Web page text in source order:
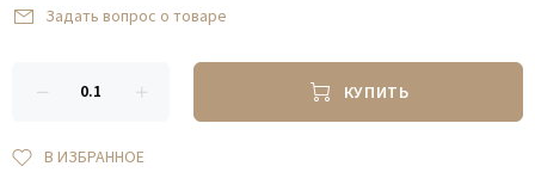
Задать вопрос о товаре
КУПИТЬ
В ИЗБРАННОЕ